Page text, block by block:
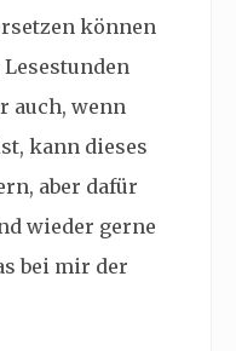
können
auch, wenn
kann dieses
aber dafür
wieder gerne
bei mir der